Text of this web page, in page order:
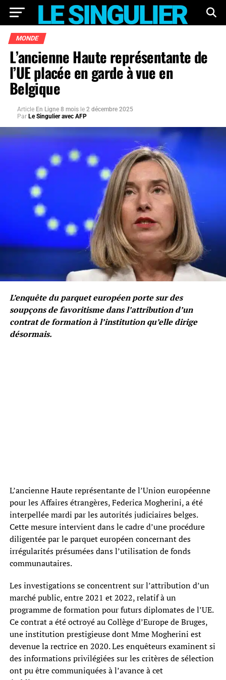
MONDE
L’ancienne Haute représentante de
l’UE placée en garde à vue en
Belgique
Article En Ligne 8 mois le 2 décembre 2025
Par Le Singulier avec AFP
L’enquête du parquet européen porte sur des
soupçons de favoritisme dans l’attribution d’un
contrat de formation à l’institution qu’elle dirige
désormais.
L’ancienne Haute représentante de l’Union européenne
pour les Affaires étrangères, Federica Mogherini, a été
interpellée mardi par les autorités judiciaires belges.
Cette mesure intervient dans le cadre d’une procédure
diligentée par le parquet européen concernant des
irrégularités présumées dans l’utilisation de fonds
communautaires.
Les investigations se concentrent sur l’attribution d’un
marché public, entre 2021 et 2022, relatif à un
programme de formation pour futurs diplomates de l’UE.
Ce contrat a été octroyé au Collège d’Europe de Bruges,
une institution prestigieuse dont Mme Mogherini est
devenue la rectrice en 2020. Les enquêteurs examinent si
des informations privilégiées sur les critères de sélection
ont pu être communiquées à l’avance à cet